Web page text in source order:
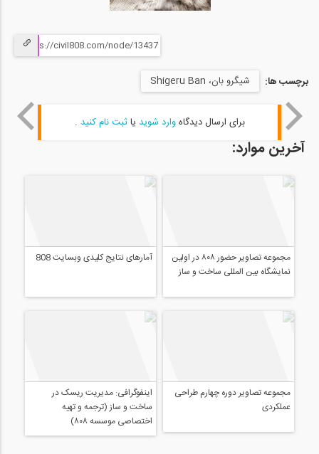
برچسب ها: شیگرو بان، Shigeru Ban
برای ارسال دیدگاهوارد شوید یاثبت نام کنید .
آخرین موارد:
اینفوگرافی: مدیریت ریسک در